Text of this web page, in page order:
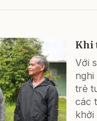
Khi
Với
trẻ
các
khởi